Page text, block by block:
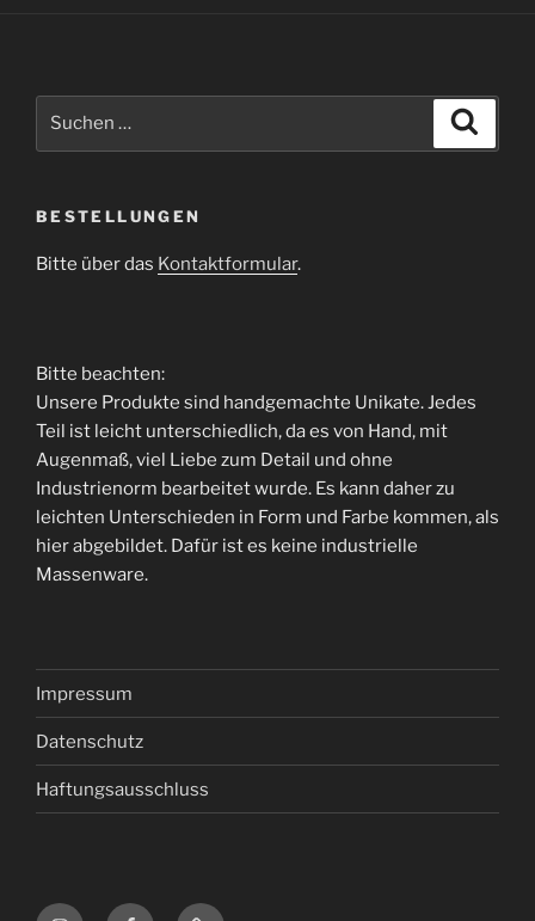
BESTELLUNGEN
Bitte über das Kontaktformular.
Bitte beachten:
Unsere Produkte sind handgemachte Unikate. Jedes
Teil ist leicht unterschiedlich, da es von Hand, mit
Augenmaß, viel Liebe zum Detail und ohne
Industrienorm bearbeitet wurde. Es kann daher zu
leichten Unterschieden in Form und Farbe kommen, als
hier abgebildet. Dafür ist es keine industrielle
Massenware.
Impressum
Datenschutz
Haftungsausschluss